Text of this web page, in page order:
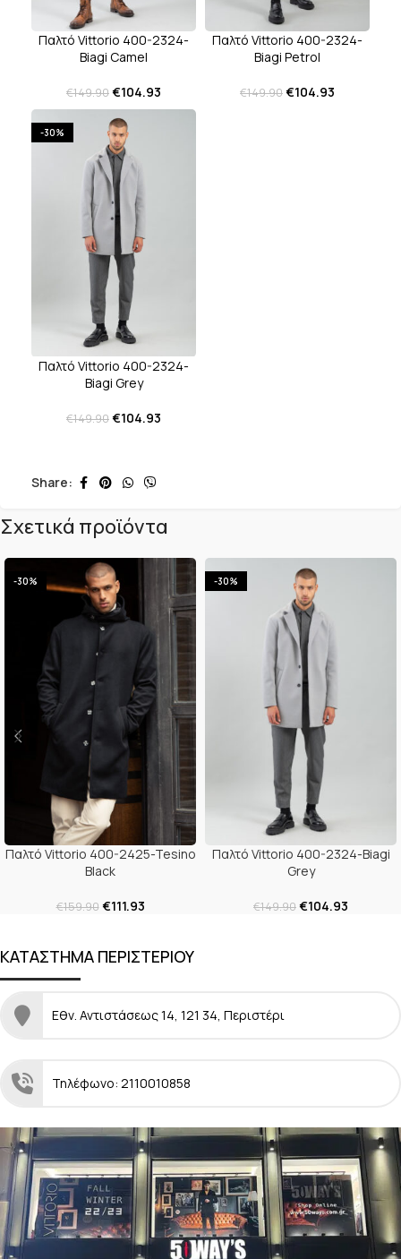
Παλτό Vittorio 400-2324-
Biagi Camel
€149.90€104.93
Παλτό Vittorio 400-2324-
Biagi Petrol
€149.90€104.93
-30%
Παλτό Vittorio 400-2324-
Biagi Grey
€149.90€104.93
Share:
Σχετικά προϊόντα
-30%
Παλτό Vittorio 400-2425-Tesino
Black
€159.90 €111.93
-30%
Παλτό Vittorio 400-2324-Biagi
Grey
€149.90€104.93
ΚΑΤΑΣΤΗΜΑ ΠΕΡΙΣΤΕΡΙΟΥ
Εθν. Αντιστάσεως 14, 121 34, Περιστέρι
Τηλέφωνο: 2110010858